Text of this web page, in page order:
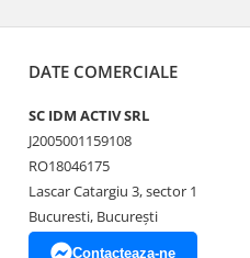
DATE COMERCIALE
SC IDM ACTIV SRL
J2005001159108
RO18046175
Lascar Catargiu 3, sector 1
Bucuresti, Bucureşti
Contacteaza-ne